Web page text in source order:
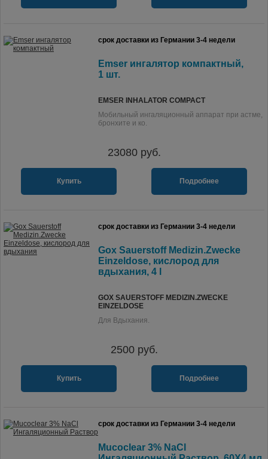
срок доставки из Германии 3-4 недели
Emser ингалятор компактный,
1 шт.
EMSER INHALATOR COMPACT
Мобильный ингаляционный аппарат при астме,
бронхите и ко.
23080руб.
Купить Подробнее
срок доставки из Германии 3-4 недели
Gox Sauerstoff Medizin.Zwecke
Einzeldose, кислород для
вдыхания, 4 l
GOX SAUERSTOFF MEDIZIN.ZWECKE
EINZELDOSE
Для Вдыхания.
2500руб.
Купить Подробнее
срок доставки из Германии 3-4 недели
Mucoclear 3% NaCl